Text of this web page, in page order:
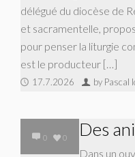
délégué du diocèse de
et sacramentelle,
pour penser la liturgie
est le producteur […]
17.7.2026 by Pascal
0 0 Des
Dans un